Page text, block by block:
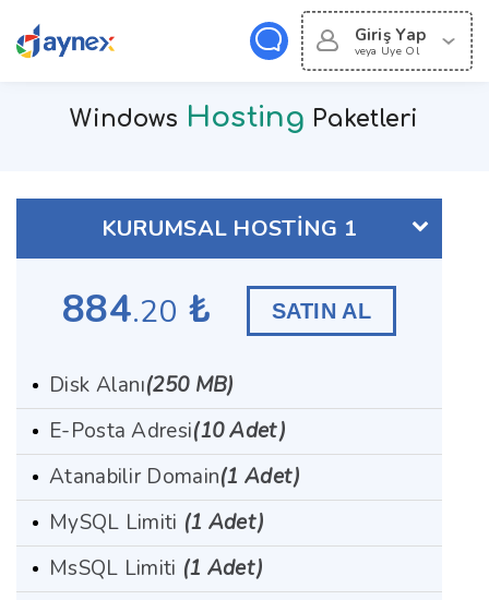
Giriş Yap
veya Uye Ol
Windows Hosting Paketleri
KURUMSAL HOSTİNG 1
884.20 ₺ SATIN AL
Disk Alanı(250 MB)
E-Posta Adresi(10 Adet)
Atanabilir Domain(1 Adet)
MySQL Limiti (1 Adet)
MsSQL Limiti (1 Adet)